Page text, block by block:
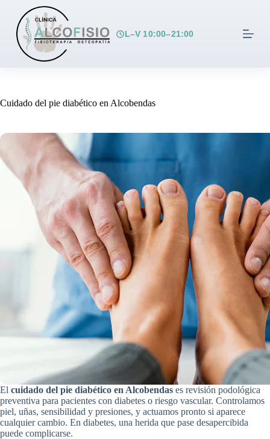
c
o
t
d
L–V 10:00–21:00
Cuidado del pie diabético en Alcobendas
El cuidado del pie diabético en Alcobendas es revisión podológica
preventiva para pacientes con diabetes o riesgo vascular. Controlamos
piel, uñas, sensibilidad y presiones, y actuamos pronto si aparece
cualquier cambio. En diabetes, una herida que pase desapercibida
puede complicarse.